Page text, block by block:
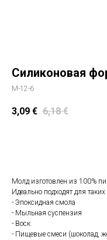
Силиконовая
M-12-6
3,09 € 6,18 €
Молд изготовлен из 100%
Идеально подходят для
- Эпоксидная смола
- Мыльная суспензия
- Воск
- Пищевые смеси (шоколад,